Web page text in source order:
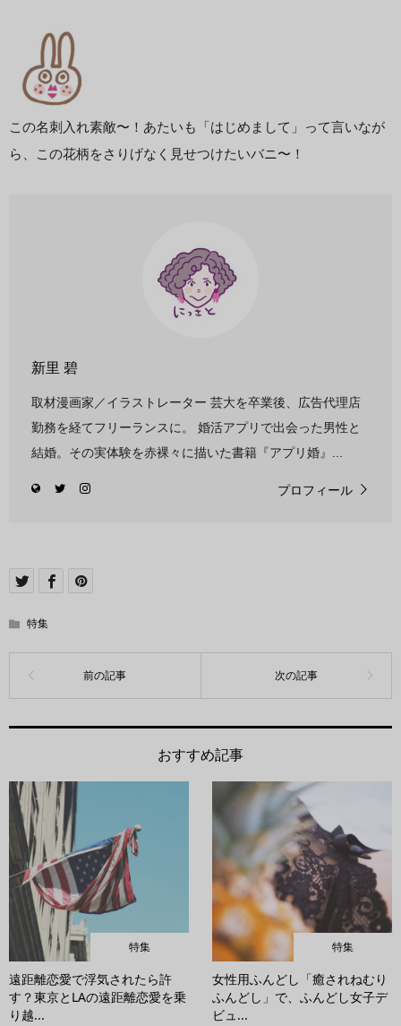
この名刺入れ素敵〜！あたいも「はじめまして」って言いなが
ら、この花柄をさりげなく見せつけたいバニ〜！
新里 碧
取材漫画家／イラストレーター 芸大を卒業後、広告代理店
勤務を経てフリーランスに。 婚活アプリで出会った男性と
結婚。その実体験を赤裸々に描いた書籍『アプリ婚』...
プロフィール
特集
おすすめ記事
特集
遠距離恋愛で浮気されたら許
す？東京とLAの遠距離恋愛を乗
り越...
特集
女性用ふんどし「癒されねむり
ふんどし」で、ふんどし女子デ
ビュ...